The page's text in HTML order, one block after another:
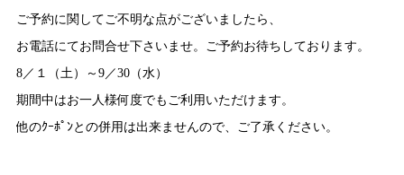
ご予約に関してご不明な点がございましたら、
お電話にてお問合せ下さいませ。ご予約お待ちしております。
8／１（土）～9／30（水）
期間中はお一人様何度でもご利用いただけます。
他のｸｰﾎﾟﾝとの併用は出来ませんので、ご了承ください。